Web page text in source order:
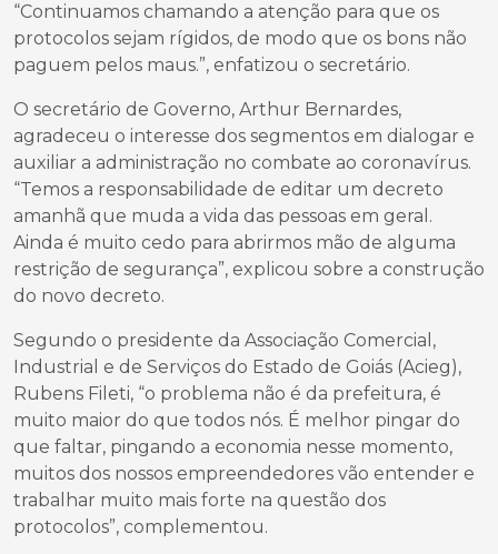
“Continuamos chamando a atenção para que os
protocolos sejam rígidos, de modo que os bons não
paguem pelos maus.”, enfatizou o secretário.
O secretário de Governo, Arthur Bernardes,
agradeceu o interesse dos segmentos em dialogar e
auxiliar a administração no combate ao coronavírus.
“Temos a responsabilidade de editar um decreto
amanhã que muda a vida das pessoas em geral.
Ainda é muito cedo para abrirmos mão de alguma
restrição de segurança”, explicou sobre a construção
do novo decreto.
Segundo o presidente da Associação Comercial,
Industrial e de Serviços do Estado de Goiás (Acieg),
Rubens Fileti, “o problema não é da prefeitura, é
muito maior do que todos nós. É melhor pingar do
que faltar, pingando a economia nesse momento,
muitos dos nossos empreendedores vão entender e
trabalhar muito mais forte na questão dos
protocolos”, complementou.